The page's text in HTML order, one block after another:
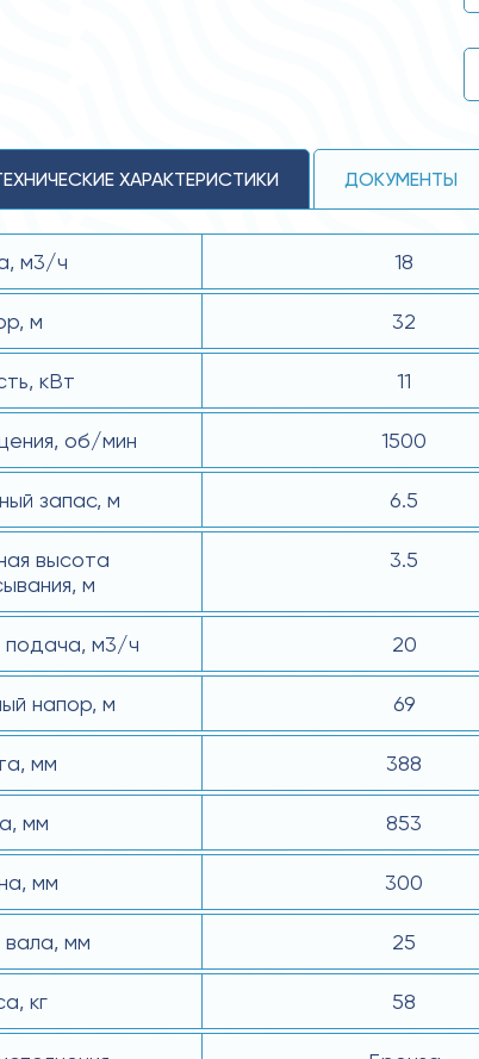
ХАРАКТЕРИСТИКИ ДОКУМЕНТЫ
м3/ч 18
м 32
кВт 11
об/мин 1500
запас, м 6.5
высота
м
3.5
подача, м3/ч 20
напор, м 69
мм 388
мм 853
мм 300
мм 25
кг 58